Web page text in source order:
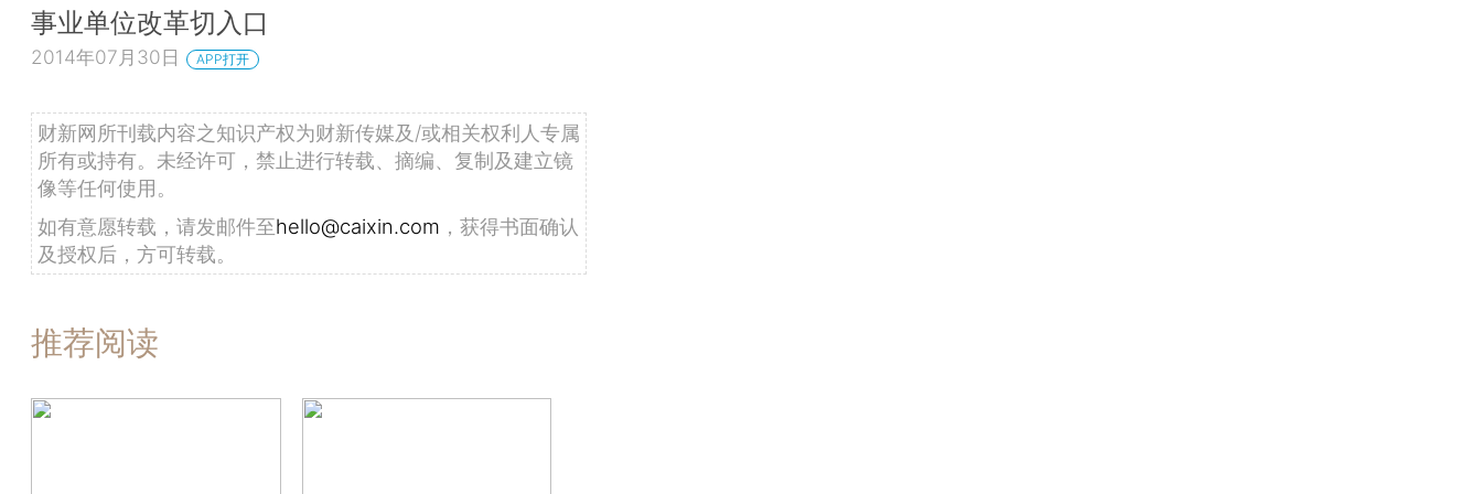
事业单位改革切入口
2014年07月30日 APP打开
财新网所刊载内容之知识产权为财新传媒及/或相关权利人专属
所有或持有。未经许可，禁止进行转载、摘编、复制及建立镜
像等任何使用。
如有意愿转载，请发邮件至hello@caixin.com ，获得书面确认
及授权后，方可转载。
推荐阅读